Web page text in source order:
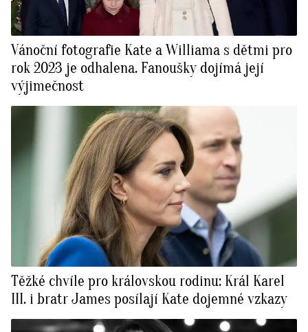
Vánoční fotografie Kate a Williama s dětmi pro
rok 2023 je odhalena. Fanoušky dojímá její
výjimečnost
Těžké chvíle pro královskou rodinu: Král Karel
III. i bratr James posílají Kate dojemné vzkazy